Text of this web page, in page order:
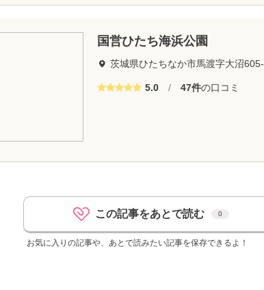
国営ひたち海浜公園
茨城県ひたちなか市馬渡字大沼
5.0 / 47件の口コミ
この記事をあとで読む 0
お気に入りの記事や、あとで読みたい記事を保存できるよ！